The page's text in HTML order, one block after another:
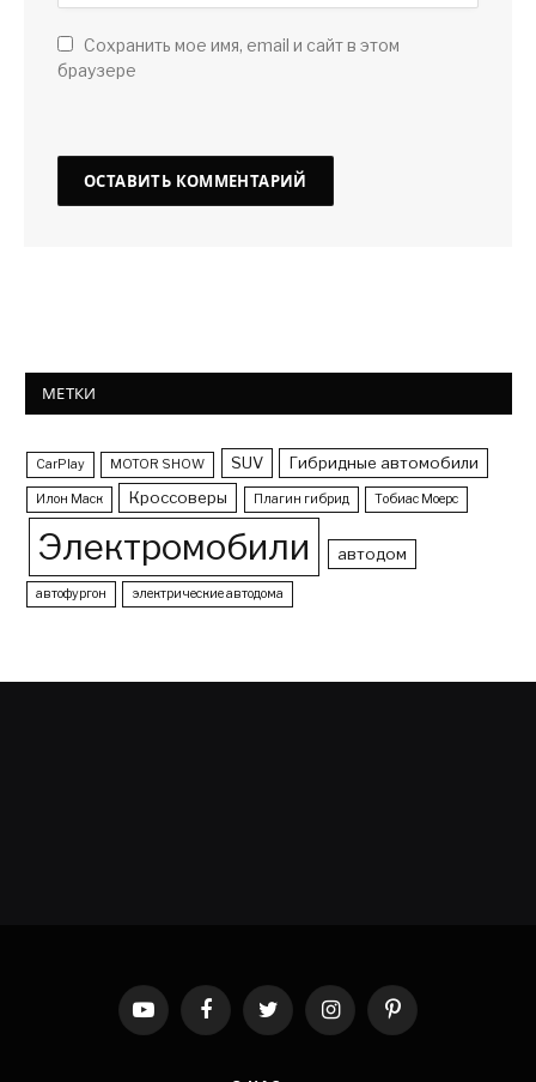
Сохранить мое имя, email и сайт в этом
браузере
МЕТКИ
CarPlay MOTOR SHOW SUV Гибридные автомобили
Илон Маск Кроссоверы Плагин гибрид Тобиас Моерс
Электромобили автодом
автофургон электрические автодома
YouTubeFacebookTwitter InstagramPinterest